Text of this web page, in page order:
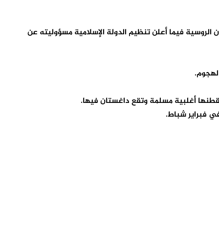
فيما أعلن تنظيم الدولة الإسلامية مسؤوليته عن
أغلبية مسلمة وتقع داغستان فيها.
فبراير شباط.